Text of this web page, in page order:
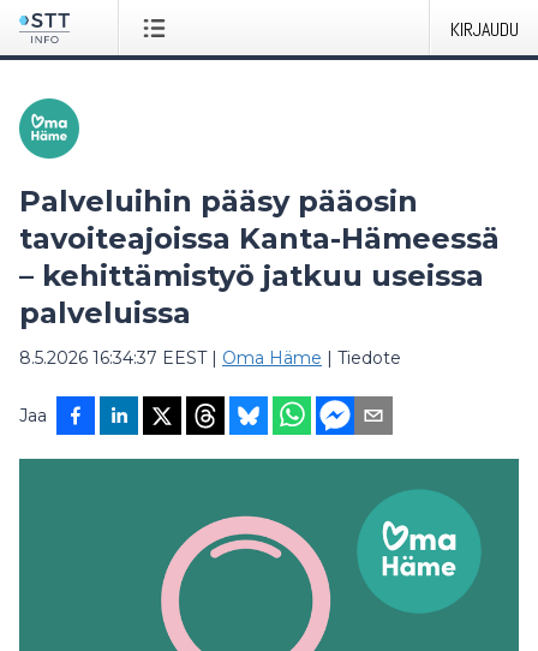
KIRJAUDU
Palveluihin pääsy pääosin
tavoiteajoissa Kanta-Hämeessä
– kehittämistyö jatkuu useissa
palveluissa
8.5.2026 16:34:37 EEST| Oma Häme | Tiedote
Jaa